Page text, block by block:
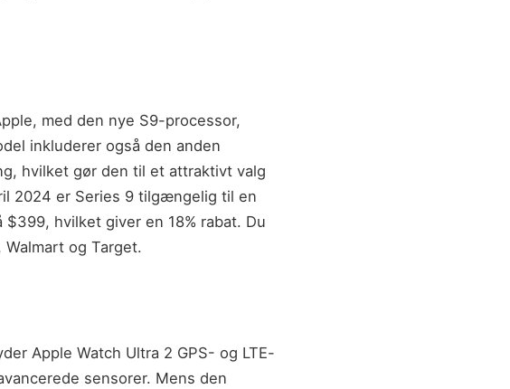
med den nye S9-processor,
inkluderer også den anden
hvilket gør den til et attraktivt valg
2024 er Series 9 tilgængelig til en
hvilket giver en 18% rabat. Du
og Target.
Apple Watch Ultra 2 GPS- og LTE-
sensorer. Mens den